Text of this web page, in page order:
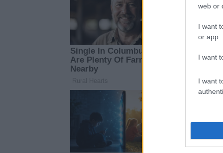
web or
I want
or app.
I want
I want